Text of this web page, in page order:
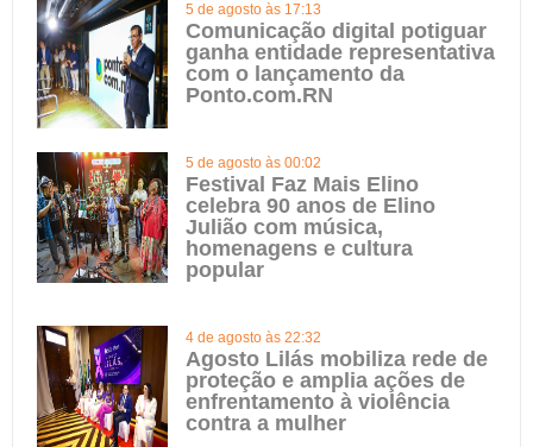
5 de agosto às 17:13
Comunicação digital potiguar
ganha entidade representativa
com o lançamento da
Ponto.com.RN
5 de agosto às 00:02
Festival Faz Mais Elino
celebra 90 anos de Elino
Julião com música,
homenagens e cultura
popular
4 de agosto às 22:32
Agosto Lilás mobiliza rede de
proteção e amplia ações de
enfrentamento à violência
contra a mulher